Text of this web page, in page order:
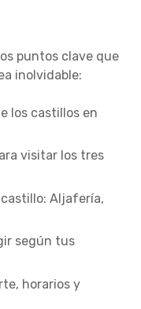
puntos clave que
inolvidable:
los castillos en
visitar los tres
Aljafería,
según tus
horarios y